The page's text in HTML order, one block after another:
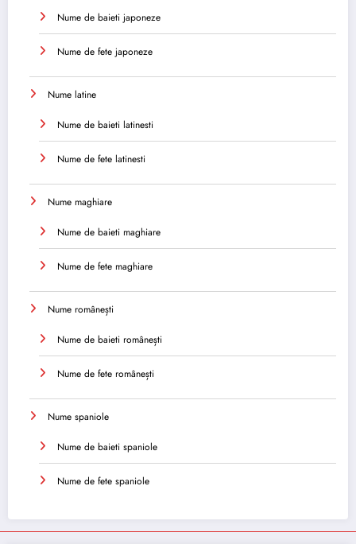
Nume de baieti japoneze
Nume de fete japoneze
Nume latine
Nume de baieti latinesti
Nume de fete latinesti
Nume maghiare
Nume de baieti maghiare
Nume de fete maghiare
Nume românești
Nume de baieti românești
Nume de fete românești
Nume spaniole
Nume de baieti spaniole
Nume de fete spaniole